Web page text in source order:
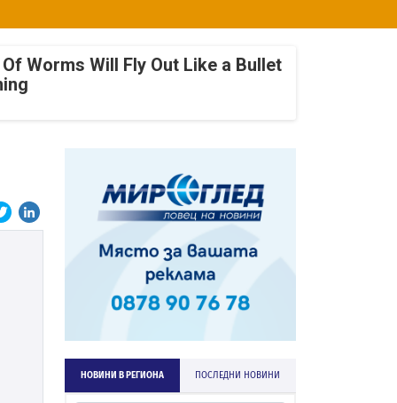
Worms Will Fly Out Like a Bullet
НОВИНИ В РЕГИОНА ПОСЛЕДНИ НОВИНИ